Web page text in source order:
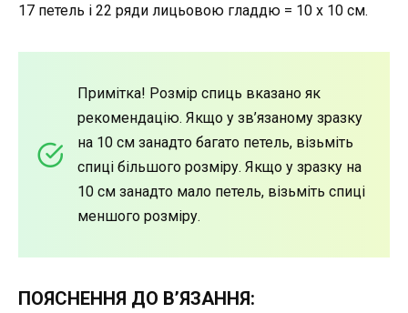
17 петель і 22 ряди лицьовою гладдю = 10 x 10 см.
Примітка! Розмір спиць вказано як
рекомендацію. Якщо у зв’язаному зразку
на 10 см занадто багато петель, візьміть
спиці більшого розміру. Якщо у зразку на
10 см занадто мало петель, візьміть спиці
меншого розміру.
ПОЯСНЕННЯ ДО В’ЯЗАННЯ: